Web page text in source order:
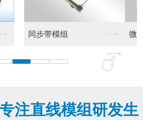
微型伺服电缸
注直线模组研发生